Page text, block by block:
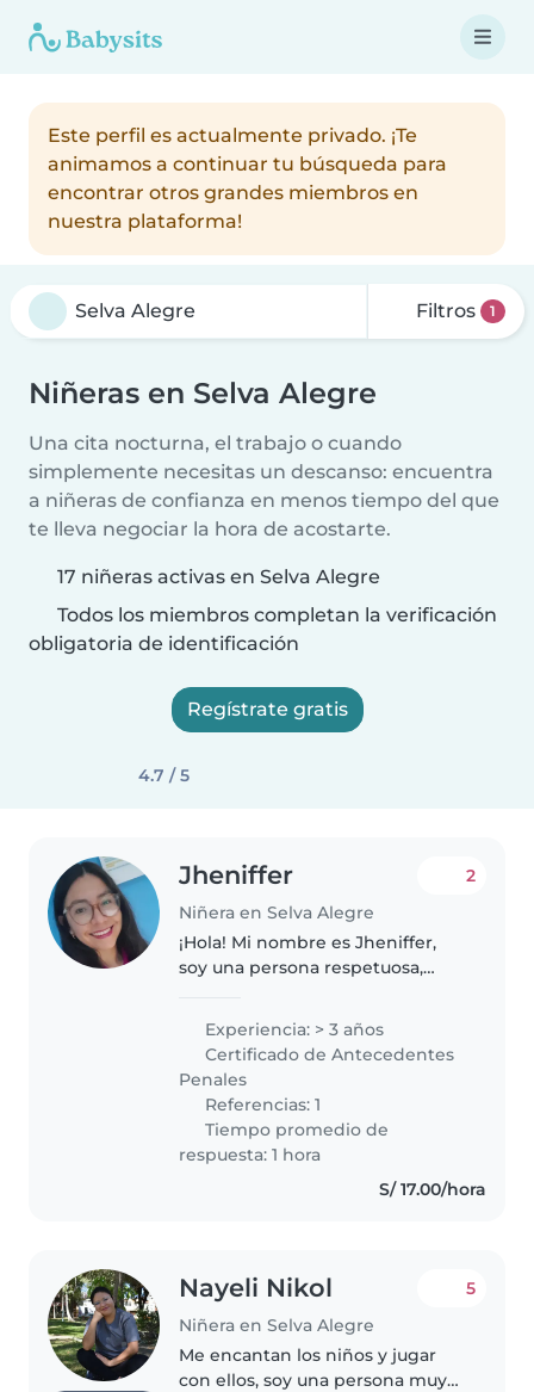
Este perfil es actualmente privado. ¡Te
animamos a continuar tu búsqueda para
encontrar otros grandes miembros en
nuestra plataforma!
Filtros 1
Niñeras en Selva Alegre
Una cita nocturna, el trabajo o cuando
simplemente necesitas un descanso: encuentra
a niñeras de confianza en menos tiempo del que
te lleva negociar la hora de acostarte.
17 niñeras activas en Selva Alegre
Todos los miembros completan la verificación
obligatoria de identificación
Regístrate gratis
4.7 / 5
Jheniffer
Niñera en Selva Alegre
2
¡Hola! Mi nombre es Jheniffer,
soy una persona respetuosa,
niños aprendan y tengan
hábitos responsables y
beneficiosos para su vida y
escuela. También..
Experiencia: > 3 años
Certificado de Antecedentes
Penales
Referencias: 1
Tiempo promedio de
respuesta: 1 hora
S/ 17.00/hora
Nayeli Nikol
Niñera en Selva Alegre
5
Me encantan los niños y jugar
con ellos, soy una persona muy